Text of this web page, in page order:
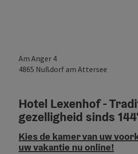
Am Anger 4
4865 Nußdorf am Attersee
Hotel Lexenhof -
gezelligheid sinds
Kies de kamer van uw
uw vakantie nu online!